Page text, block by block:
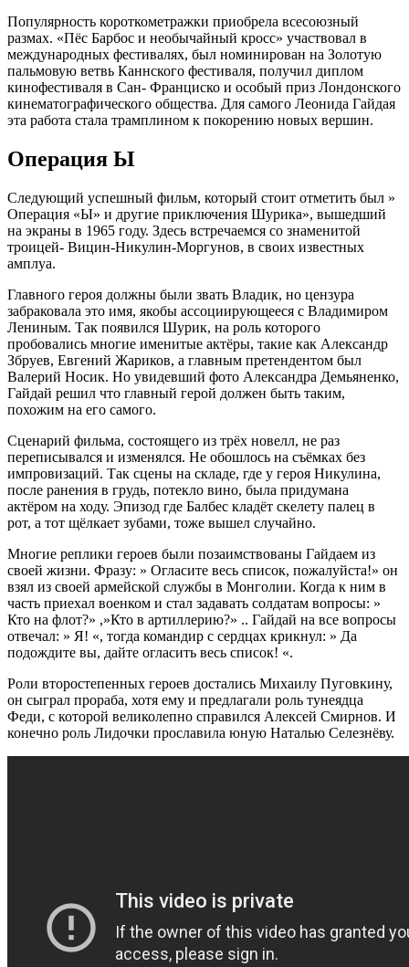
Популярность короткометражки приобрела всесоюзный
размах. «Пёс Барбос и необычайный кросс» участвовал в
международных фестивалях, был номинирован на Золотую
пальмовую ветвь Каннского фестиваля, получил диплом
кинофестиваля в Сан- Франциско и особый приз Лондонского
кинематографического общества. Для самого Леонида Гайдая
эта работа стала трамплином к покорению новых вершин.
Операция Ы
Следующий успешный фильм, который стоит отметить был »
Операция «Ы» и другие приключения Шурика», вышедший
на экраны в 1965 году. Здесь встречаемся со знаменитой
троицей- Вицин-Никулин-Моргунов, в своих известных
амплуа.
Главного героя должны были звать Владик, но цензура
забраковала это имя, якобы ассоциирующееся с Владимиром
Лениным. Так появился Шурик, на роль которого
пробовались многие именитые актёры, такие как Александр
Збруев, Евгений Жариков, а главным претендентом был
Валерий Носик. Но увидевший фото Александра Демьяненко,
Гайдай решил что главный герой должен быть таким,
похожим на его самого.
Сценарий фильма, состоящего из трёх новелл, не раз
переписывался и изменялся. Не обошлось на съёмках без
импровизаций. Так сцены на складе, где у героя Никулина,
после ранения в грудь, потекло вино, была придумана
актёром на ходу. Эпизод где Балбес кладёт скелету палец в
рот, а тот щёлкает зубами, тоже вышел случайно.
Многие реплики героев были позаимствованы Гайдаем из
своей жизни. Фразу: » Огласите весь список, пожалуйста!» он
взял из своей армейской службы в Монголии. Когда к ним в
часть приехал военком и стал задавать солдатам вопросы: »
Кто на флот?» ,»Кто в артиллерию?» .. Гайдай на все вопросы
отвечал: » Я! «, тогда командир с сердцах крикнул: » Да
подождите вы, дайте огласить весь список! «.
Роли второстепенных героев достались Михаилу Пуговкину,
он сыграл прораба, хотя ему и предлагали роль тунеядца
Феди, с которой великолепно справился Алексей Смирнов. И
конечно роль Лидочки прославила юную Наталью Селезнёву.